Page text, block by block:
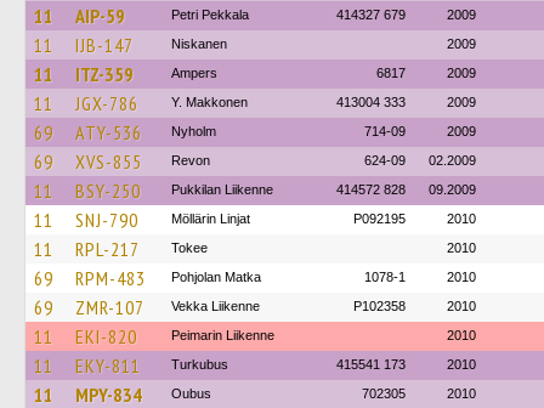
11 AIP-59 Petri Pekkala 414327 679 2009
11 IJB-147 Niskanen 2009
11 ITZ-359 Ampers 6817 2009
11 JGX-786 Y. Makkonen 413004 333 2009
69 ATY-536 Nyholm 714-09 2009
69 XVS-855 Revon 624-09 02.2009
11 BSY-250 Pukkilan Liikenne 414572 828 09.2009
11 SNJ-790 Möllärin Linjat P092195 2010
11 RPL-217 Tokee 2010
69 RPM-483 Pohjolan Matka 1078-1 2010
69 ZMR-107 Vekka Liikenne P102358 2010
11 EKI-820 Peimarin Liikenne 2010
11 EKY-811 Turkubus 415541 173 2010
11 MPY-834 Oubus 702305 2010